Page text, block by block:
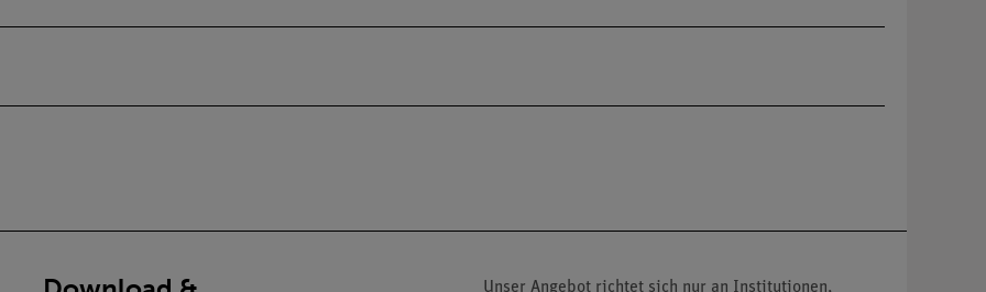
Unser Angebot richtet sich nur an Institutionen,